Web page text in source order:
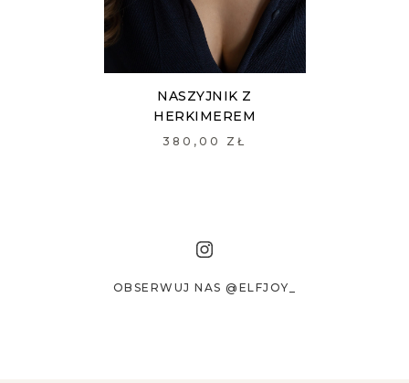
NASZYJNIK Z
HERKIMEREM
380,00 ZŁ
OBSERWUJ NAS @ELFJOY_